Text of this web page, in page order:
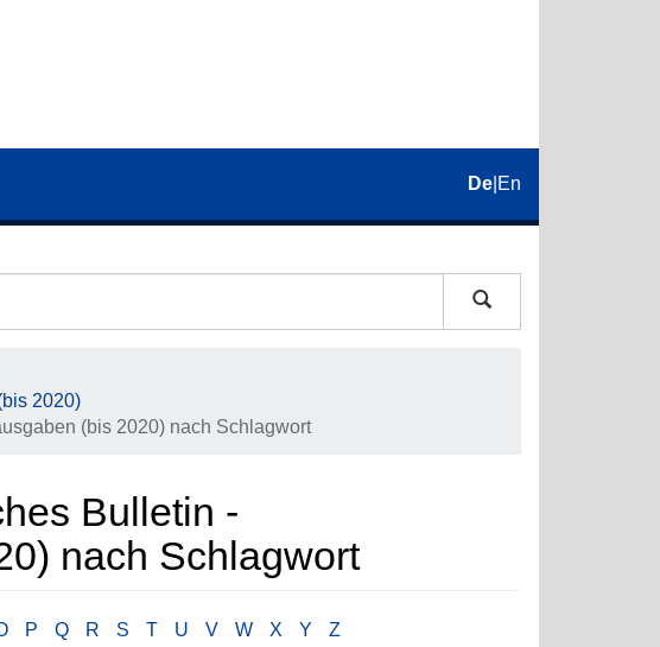
De En
2020)
(bis 2020) nach Schlagwort
Bulletin -
nach Schlagwort
P Q R S T U V W X Y Z